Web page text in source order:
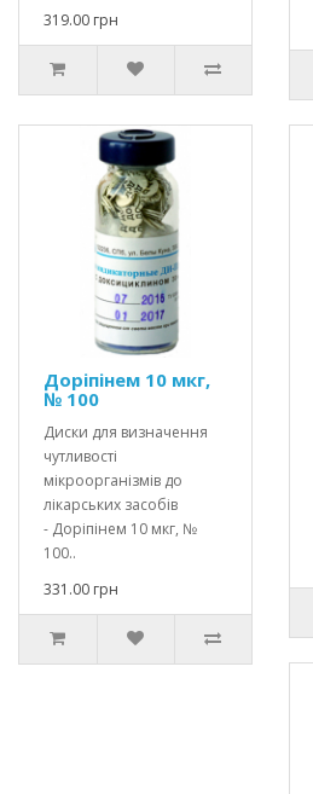
319.00 грн
Доріпінем 10 мкг,
№ 100
Диски для визначення
чутливості
мікроорганізмів до
лікарських засобів
- Доріпінем 10 мкг, №
100..
331.00 грн